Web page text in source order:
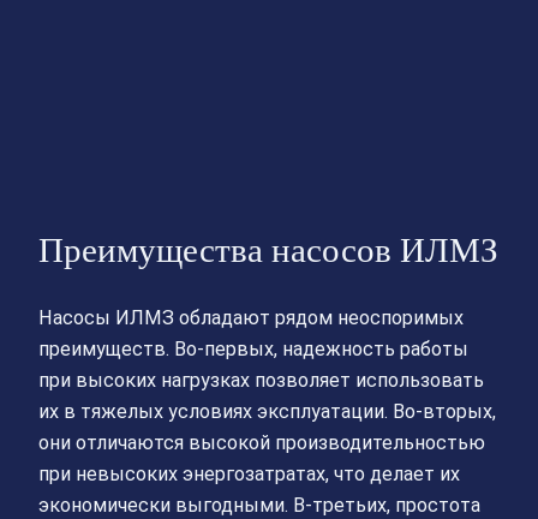
Преимущества насосов ИЛМЗ
Насосы ИЛМЗ обладают рядом неоспоримых
преимуществ. Во-первых, надежность работы
при высоких нагрузках позволяет использовать
их в тяжелых условиях эксплуатации. Во-вторых,
они отличаются высокой производительностью
при невысоких энергозатратах, что делает их
экономически выгодными. В-третьих, простота